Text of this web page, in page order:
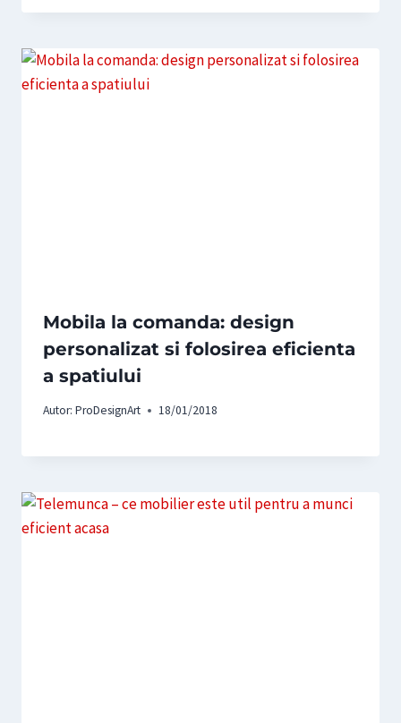
Mobila la comanda: design
personalizat si folosirea eficienta
a spatiului
Autor: ProDesignArt 18/01/2018